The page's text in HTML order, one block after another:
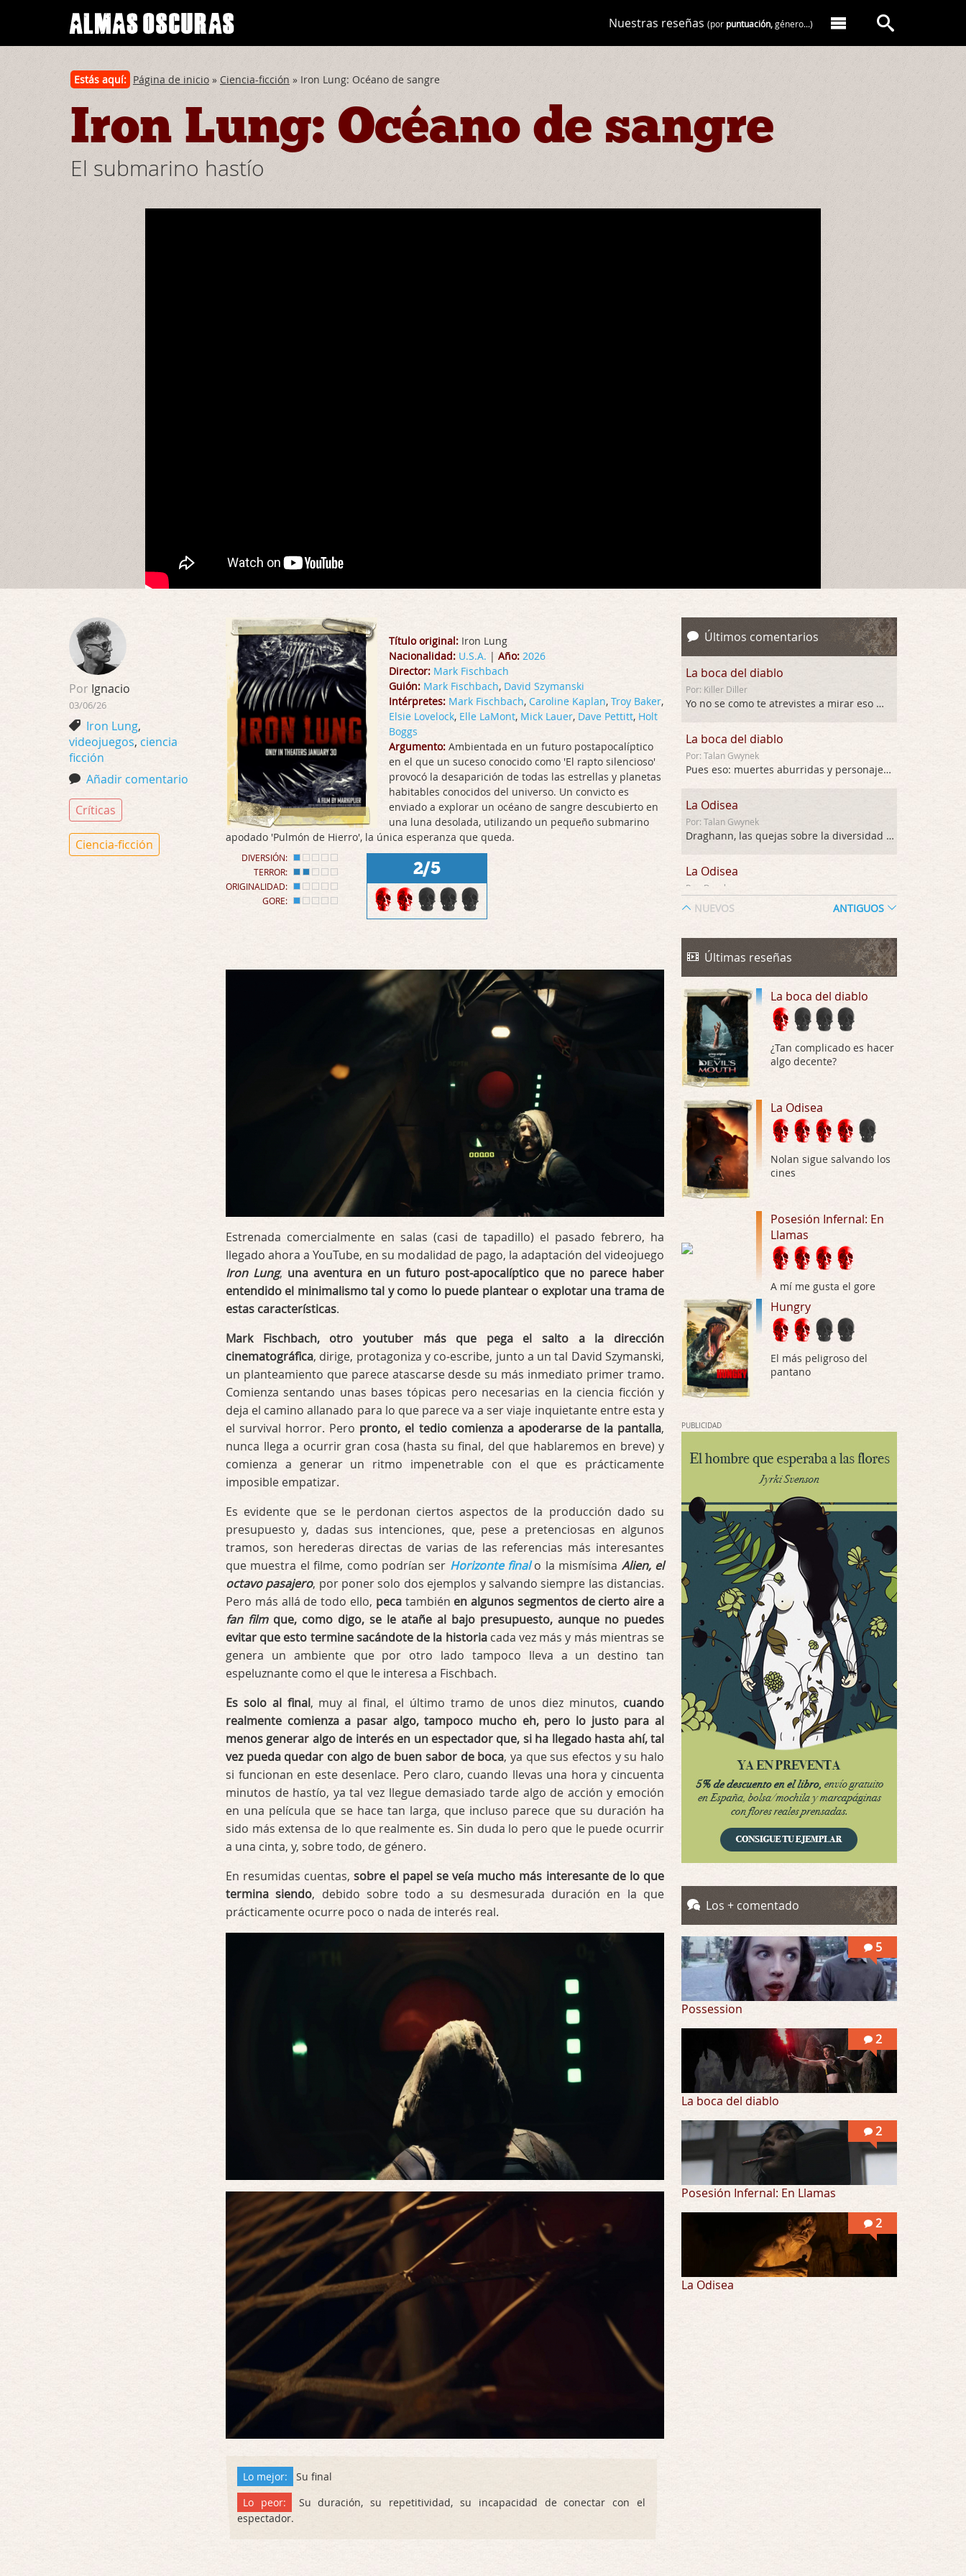
Nuestras reseñas (por puntuación,género...)
Estás aquí: Página de inicio » Ciencia-ficción » Iron Lung: Océano de sangre
Iron Lung: Océano de sangre
El submarino hastío
Título original: Iron Lung
Nacionalidad: U.S.A. | Año: 2026
Director: Mark Fischbach
Guión: Mark Fischbach, David Szymanski
Intérpretes: Mark Fischbach, Caroline Kaplan, Troy Baker,
Elsie Lovelock, Elle LaMont, Mick Lauer, Dave Pettitt, Holt
Boggs
Argumento: Ambientada en un futuro postapocalíptico
en el que un suceso conocido como 'El rapto silencioso'
provocó la desaparición de todas las estrellas y planetas
habitables conocidos del universo. Un convicto es
enviado a explorar un océano de sangre descubierto en
una luna desolada, utilizando un pequeño submarino
apodado 'Pulmón de Hierro', la única esperanza que queda.
DIVERSIÓN:
TERROR:
ORIGINALIDAD:
GORE:
2/5
Estrenada comercialmente en salas (casi de tapadillo) el pasado febrero, ha
llegado ahora a YouTube, en su modalidad de pago, la adaptación del videojuego
Iron Lung, una aventura en un futuro post-apocalíptico que no parece haber
entendido el minimalismo tal y como lo puede plantear o explotar una trama de
estas características.
Mark Fischbach, otro youtuber más que pega el salto a la dirección
cinematográfica, dirige, protagoniza y co-escribe, junto a un tal David Szymanski,
un planteamiento que parece atascarse desde su más inmediato primer tramo.
Comienza sentando unas bases tópicas pero necesarias en la ciencia ficción y
deja el camino allanado para lo que parece va a ser viaje inquietante entre esta y
el survival horror. Pero pronto, el tedio comienza a apoderarse de la pantalla,
nunca llega a ocurrir gran cosa (hasta su final, del que hablaremos en breve) y
comienza a generar un ritmo impenetrable con el que es prácticamente
imposible empatizar.
Es evidente que se le perdonan ciertos aspectos de la producción dado su
presupuesto y, dadas sus intenciones, que, pese a pretenciosas en algunos
tramos, son herederas directas de varias de las referencias más interesantes
que muestra el filme, como podrían ser Horizonte finalo la mismísima Alien, el
octavo pasajero, por poner solo dos ejemplos y salvando siempre las distancias.
Pero más allá de todo ello, pecatambién en algunos segmentos de cierto aire a
fan filmque, como digo, se le atañe al bajo presupuesto, aunque no puedes
evitar que esto termine sacándote de la historiacada vez más y más mientras se
genera un ambiente que por otro lado tampoco lleva a un destino tan
espeluznante como el que le interesa a Fischbach.
Es solo al final, muy al final, el último tramo de unos diez minutos, cuando
realmente comienza a pasar algo, tampoco mucho eh, pero lo justo para al
menos generar algo de interés en un espectador que, si ha llegado hasta ahí, tal
vez pueda quedar con algo de buen sabor de boca, ya que sus efectos y su halo
si funcionan en este desenlace. Pero claro, cuando llevas una hora y cincuenta
minutos de hastío, ya tal vez llegue demasiado tarde algo de acción y emoción
en una película que se hace tan larga, que incluso parece que su duración ha
sido más extensa de lo que realmente es. Sin duda lo pero que le puede ocurrir
a una cinta, y, sobre todo, de género.
En resumidas cuentas,sobre el papel se veía mucho más interesante de lo que
termina siendo, debido sobre todo a su desmesurada duración en la que
prácticamente ocurre poco o nada de interés real.
Lo mejor:
Su final
Lo peor:
Su duración, su repetitividad, su incapacidad de conectar con el
espectador.
Por Ignacio
03/06/26
Iron Lung,
videojuegos, ciencia
ficción
Añadir comentario
Críticas
Ciencia-ficción
Últimos comentarios
La boca del diablo
Por: Killer Diller
Yo no se como te atrevistes a mirar eso …
La boca del diablo
Por: Talan Gwynek
Pues eso: muertes aburridas y personajes p …
La Odisea
Por: Talan Gwynek
Draghann, las quejas sobre la diversidad s …
La Odisea
Por: Draghann
No sé si entrar en polémicas con respect …
Trance
Por: Luar
Buena película, buen director y buenos ac …
El señor de las moscas
Por: Luar
Hungry
Por: Croc
Las 10 películas gore de Almas
Oscuras
Por: JORDI CRUYFF
Mi opinión en su día. Su duracion me ha …
El eslabón podrido
Por: Luar
Possession
Por: FrancHis
Por: FrancHis
Por encima de tu cadáver
Por: Luar
Interesante cuando avanza, le falta algo d …
Por encima de tu cadáver
Por: Luar
Interesante cuando avanza, le falta algo d …
Possession
Por: Luar
Se llama la posesión en castellano, está …
Obsession
Por: Mariano
Una película normalita, nada del otro mun …
Por: Chica Stark
Possession
Por: Mountain
Llevo toda una vida para verla y nunca lo …
Totalmente de acuerdo Ignacio. La he disfr …
Into the Mud
Por: Flor
Se puede ver este corto y otras más de ex …
NUEVOS ANTIGUOS
Últimas reseñas
La boca del diablo
¿Tan complicado es hacer
algo decente?
La Odisea
Nolan sigue salvando los
cines
Posesión Infernal: En
Llamas
A mí me gusta el gore
Hungry
El más peligroso del
pantano
PUBLICIDAD
Los + comentado
5
Possession
2
La boca del diablo
2
Posesión Infernal: En Llamas
2
La Odisea